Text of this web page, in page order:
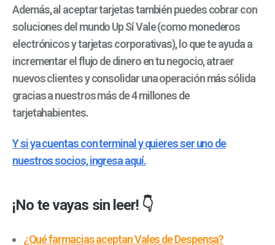
Además, al aceptar tarjetas también puedes cobrar con
soluciones del mundo Up Sí Vale (como monederos
electrónicos y tarjetas corporativas), lo que te ayuda a
incrementar el flujo de dinero en tu negocio, atraer
nuevos clientes y consolidar una operación más sólida
gracias a nuestros más de 4 millones de
tarjetahabientes.
Y si ya cuentas con terminal y quieres ser uno de
nuestros socios, ingresa aquí.
¡No te vayas sin leer! 👇
¿Qué farmacias aceptan Vales de Despensa?